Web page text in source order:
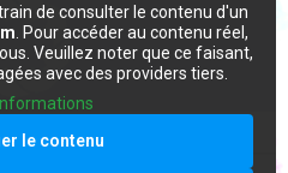
de consulter le contenu d'un
. Pour accéder au contenu réel,
Veuillez noter que ce faisant,
avec des providers tiers.
le contenu